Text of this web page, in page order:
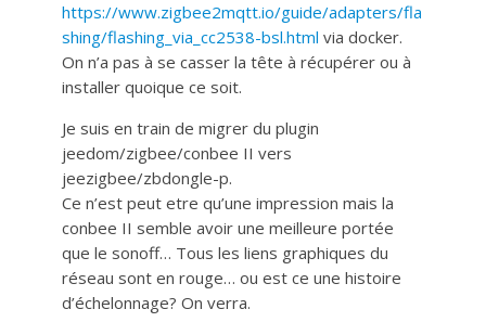
https://www.zigbee2mqtt.io/guide/adapters/fla
shing/flashing_via_cc2538-bsl.html via docker.
On n’a pas à se casser la tête à récupérer ou à
installer quoique ce soit.
Je suis en train de migrer du plugin
jeedom/zigbee/conbee II vers
jeezigbee/zbdongle-p.
Ce n’est peut etre qu’une impression mais la
conbee II semble avoir une meilleure portée
que le sonoff… Tous les liens graphiques du
réseau sont en rouge… ou est ce une histoire
d’échelonnage? On verra.